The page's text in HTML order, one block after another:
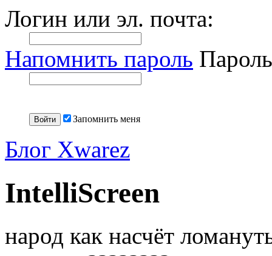
Логин или эл. почта:
Напомнить пароль
Запомнить меня
Блог Xwarez
IntelliScreen
народ как насчёт